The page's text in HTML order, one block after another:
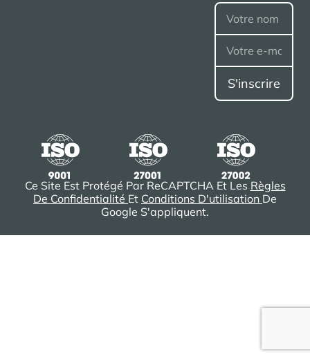
Ce Site Est Protégé Par ReCAPTCHA Et Les Règles
De Confidentialité Et Conditions D'utilisation De
Google S'appliquent.